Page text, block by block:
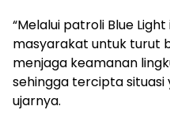
“Melalui patroli Blue
masyarakat untuk turut
menjaga keamanan
sehingga tercipta situasi
ujarnya.